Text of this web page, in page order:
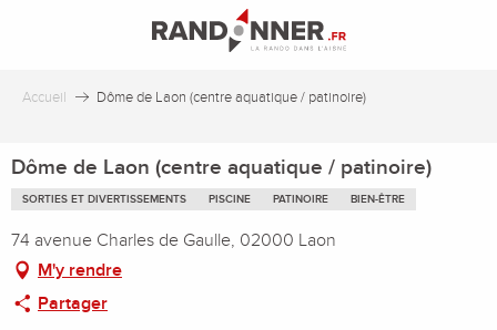
principal
Accueil Dôme de Laon (centre aquatique / patinoire)
Dôme de Laon (centre aquatique / patinoire)
SORTIES ET DIVERTISSEMENTS PISCINE PATINOIRE BIEN-ÊTRE
74 avenue Charles de Gaulle, 02000 Laon
M'y rendre
Partager